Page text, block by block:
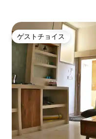
ゲストチョイス
ゲストチョイス